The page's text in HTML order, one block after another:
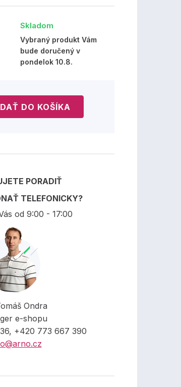
Skladom
Vybraný produkt Vám
bude doručený v
pondelok 10.8.
PORADIŤ
TELEFONICKY?
od 9:00 - 17:00
Ondra
e-shopu
+420 773 667 390